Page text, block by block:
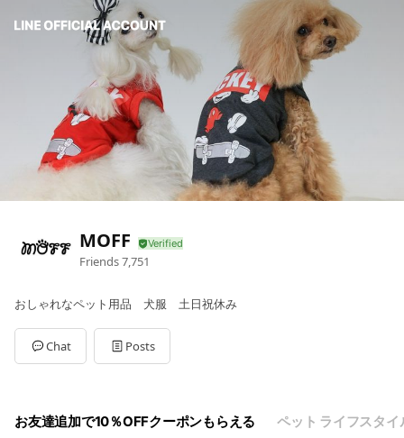
MOFF
Friends7,751
おしゃれなペット用品 犬服 土日祝休み
Chat Posts
お友達追加で10％OFFクーポンもらえる ペット ライフスタ